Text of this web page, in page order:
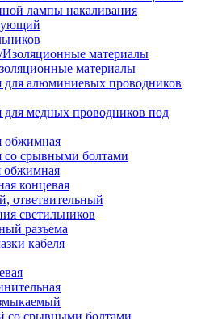
лампы накаливания
материалы
для алюминиевых проводников
для медных проводников под
обжимная
со срывными болтами
обжимная
концевая
ответвительный
светильников
разъема
кабеля
со срывными болтами